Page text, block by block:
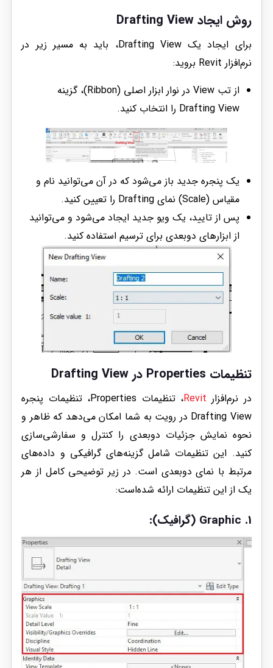
روش ایجاد Drafting View
برای ایجاد یک Drafting View، باید به مسیر زیر در
نرم‌افزار Revit بروید:
از تب View در نوار ابزار اصلی (Ribbon)، گزینه
Drafting View را انتخاب کنید.
یک پنجره جدید باز می‌شود که در آن می‌توانید نام و
مقیاس (Scale) نمای Drafting را تعیین کنید.
پس از تایید، یک ویو جدید ایجاد می‌شود و می‌توانید
از ابزارهای دوبعدی برای ترسیم استفاده کنید.
تنظیمات Properties در Drafting View
در نرم‌افزار Revit
، تنظیمات Properties، تنظیمات پنجره
Drafting View در رویت به شما امکان می‌دهد که ظاهر و
نحوه نمایش جزئیات دوبعدی را کنترل و سفارشی‌سازی
کنید. این تنظیمات شامل گزینه‌های گرافیکی و داده‌های
مرتبط با نمای دوبعدی است. در زیر توضیحی کامل از هر
یک از این تنظیمات ارائه شده‌است:
1. Graphic (گرافیک) :